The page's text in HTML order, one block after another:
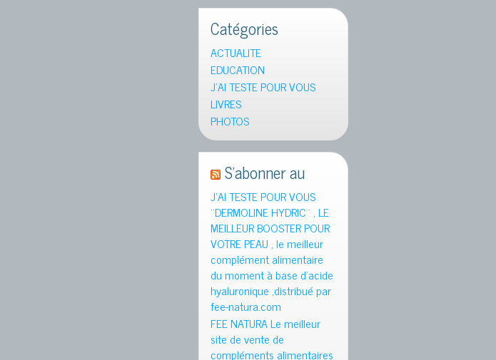
Catégories
ACTUALITE
EDUCATION
J'AI TESTE POUR VOUS
LIVRES
PHOTOS
S’abonner au
J’AI TESTE POUR VOUS
¨DERMOLINE HYDRIC¨ , LE
MEILLEUR BOOSTER POUR
VOTRE PEAU , le meilleur
complément alimentaire
du moment à base d’acide
hyaluronique ,distribué par
fee-natura.com
FEE NATURA Le meilleur
site de vente de
compléments alimentaires